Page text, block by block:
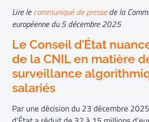
Lire lecommuniqué de pressede la
européenne du 5 décembre 2025
Le Conseil d’État
de la CNIL en matière
surveillance
salariés
Par une décision du 23 décembre